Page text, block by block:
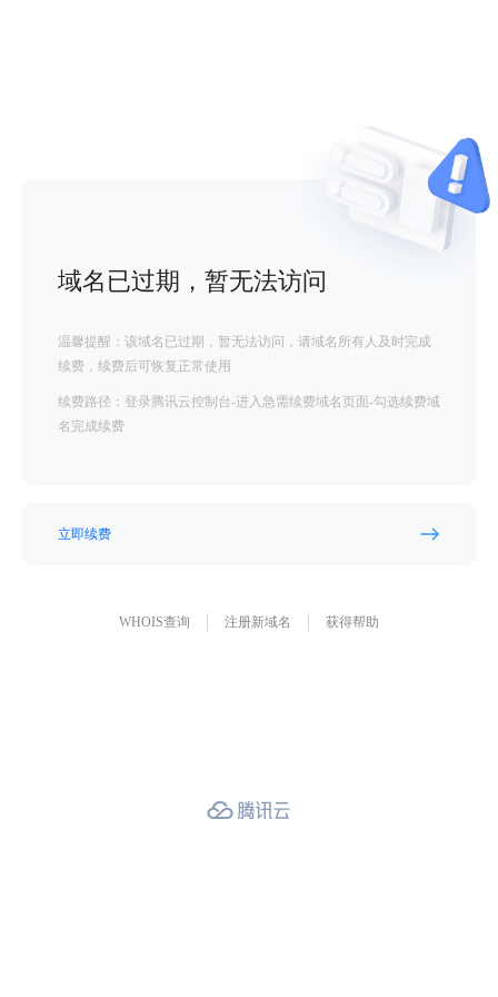
域名已过期，暂无法访问
温馨提醒：该域名已过期，暂无法访问，请域名所有人及时完成
续费，续费后可恢复正常使用
续费路径：登录腾讯云控制台-进入急需续费域名页面-勾选续费域
名完成续费
立即续费
WHOIS查询 注册新域名 获得帮助